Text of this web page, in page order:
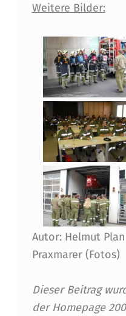
Weitere Bilder:
Autor: Helmut
Praxmarer (Fotos)
Dieser Beitrag
der Homepage